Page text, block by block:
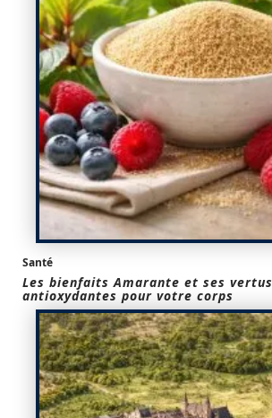
Santé
Les bienfaits Amarante et ses vertus
antioxydantes pour votre corps